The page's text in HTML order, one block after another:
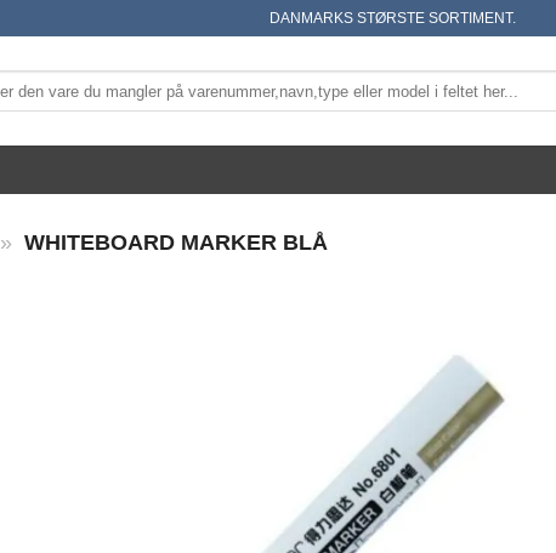
DANMARKS STØRSTE SORTIMENT.
» WHITEBOARD MARKER BLÅ